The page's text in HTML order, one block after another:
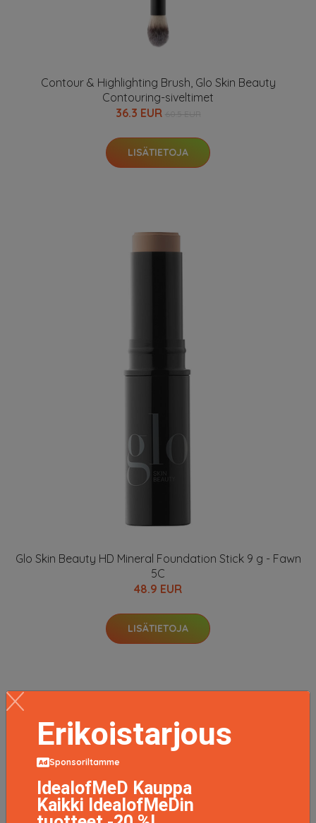
Contour & Highlighting Brush, Glo Skin Beauty
Contouring-siveltimet
36.3 EUR
LISÄTIETOJA
Glo Skin Beauty HD Mineral Foundation Stick 9 g - Fawn
5C
48.9 EUR
LISÄTIETOJA
Erikoistarjous
Sponsoriltamme
IdealofMeD Kauppa
Kaikki IdealofMeDin